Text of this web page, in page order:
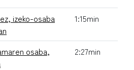
izeko-osaba
1:15min
osaba,
2:27min